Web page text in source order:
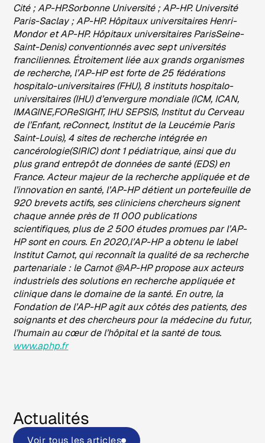
Cité ; AP-HP.Sorbonne Université ; AP-HP. Université
Paris-Saclay ; AP-HP. Hôpitaux universitaires Henri-
Mondor et AP-HP. Hôpitaux universitaires ParisSeine-
Saint-Denis) conventionnés avec sept universités
franciliennes. Étroitement liée aux grands organismes
de recherche, l’AP-HP est forte de 25 fédérations
hospitalo-universitaires (FHU), 8 instituts hospitalo-
universitaires (IHU) d’envergure mondiale (ICM, ICAN,
IMAGINE,FOReSIGHT, IHU SEPSIS, Institut du Cerveau
de l’Enfant, reConnect, Institut de la Leucémie Paris
Saint-Louis), 4 sites de recherche intégrée en
cancérologie(SIRIC) dont 1 pédiatrique, ainsi que du
plus grand entrepôt de données de santé (EDS) en
France. Acteur majeur de la recherche appliquée et de
l’innovation en santé, l’AP-HP détient un portefeuille de
920 brevets actifs, ses cliniciens chercheurs signent
chaque année près de 11 000 publications
scientifiques, plus de 2 500 études promues par l’AP-
HP sont en cours. En 2020,l’AP-HP a obtenu le label
Institut Carnot, qui reconnaît la qualité de sa recherche
partenariale : le Carnot @AP-HP propose aux acteurs
industriels des solutions en recherche appliquée et
clinique dans le domaine de la santé. En outre, la
Fondation de l’AP-HP agit aux côtés des patients, des
soignants et des chercheurs pour la médecine du futur,
l’humain au cœur de l’hôpital et la santé de tous.
www.aphp.fr
Actualités
Voir tous les articles